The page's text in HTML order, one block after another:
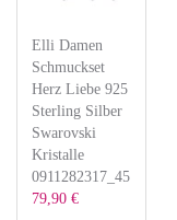
Elli Damen
Schmuckset
Herz Liebe 925
Sterling Silber
Swarovski
Kristalle
0911282317_45
79,90 €